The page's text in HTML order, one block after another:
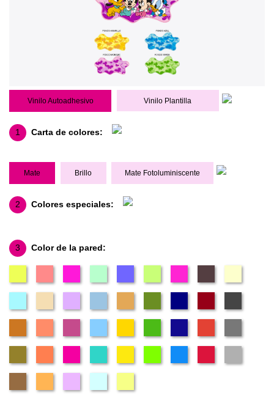
Vinilo Autoadhesivo Vinilo Plantilla
1 Carta de colores:
Mate Brillo Mate Fotoluminiscente
2 Colores especiales:
3 Color de la pared: